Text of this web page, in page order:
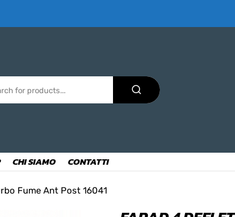
CHI SIAMO CONTATTI
Fume Ant Post 16041